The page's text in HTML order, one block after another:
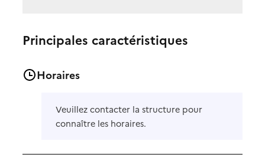
Principales caractéristiques
Horaires
Veuillez contacter la structure pour
connaître les horaires.